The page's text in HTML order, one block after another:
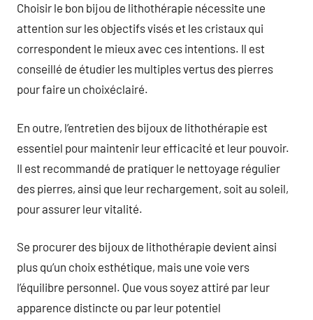
Choisir le bon bijou de lithothérapie nécessite une
attention sur les objectifs visés et les cristaux qui
correspondent le mieux avec ces intentions. Il est
conseillé de étudier les multiples vertus des pierres
pour faire un choixéclairé.
En outre, l’entretien des bijoux de lithothérapie est
essentiel pour maintenir leur efficacité et leur pouvoir.
Il est recommandé de pratiquer le nettoyage régulier
des pierres, ainsi que leur rechargement, soit au soleil,
pour assurer leur vitalité.
Se procurer des bijoux de lithothérapie devient ainsi
plus qu’un choix esthétique, mais une voie vers
l’équilibre personnel. Que vous soyez attiré par leur
apparence distincte ou par leur potentiel